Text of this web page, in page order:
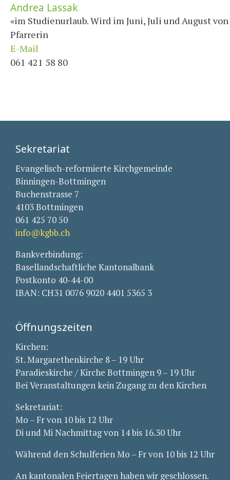
Andrea Lassak
«im Studienurlaub. Wird im Juni, Juli und August
Pfarrerin
E-Mail
061 421 58 80
Sekretariat
Evangelisch-reformierte Kirchgemeinde
Binningen-Bottmingen
Buchenstrasse 7
4103 Bottmingen
061 425 70 50
info@kgbb.ch
Bankverbindung:
Basellandschaftliche Kantonalbank
Postkonto 40-44-00
IBAN: CH31 0076 9020 4401 5365 3
Öffnungszeiten
Kirchen:
St. Margarethenkirche 8 – 19 Uhr
Paradieskirche / Kirche Bottmingen 9 – 19 Uhr
Bei Veranstaltungen kein Zugang zu den Kirchen
Sekretariat:
Mo – Fr von 10 bis 12 Uhr
Di und Mi Nachmittag von 14 bis 16.30 Uhr
Während den Schulferien Mo – Fr von 10 bis 12 Uhr
An kantonalen Feiertagen haben wir geschlossen.